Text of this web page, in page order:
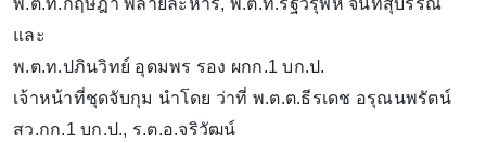
และ
พ.ต.ท.ปภินวิทย์ อุดมพร รอง ผกก.1 บก.ป.
​เจ้าหน้าที่ชุดจับกุม นำโดย ว่าที่ พ.ต.ต.ธีรเดช อรุณนพรัตน์
สว.กก.1 บก.ป., ร.ต.อ.จริวัฒน์